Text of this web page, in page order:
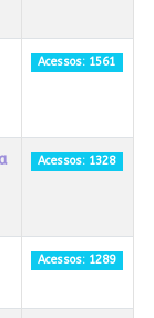
Acessos: 1561
Acessos: 1328
Acessos: 1289